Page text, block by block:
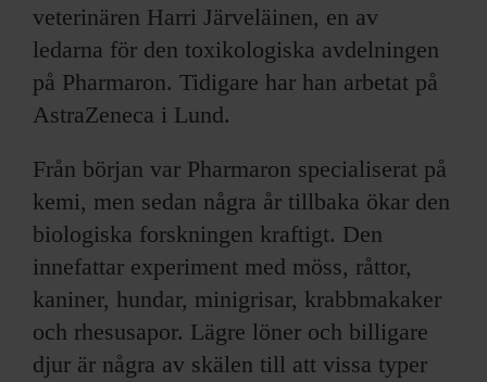
veterinären Harri Järveläinen, en av
ledarna för den toxikologiska avdelningen
på Pharmaron. Tidigare har han arbetat på
AstraZeneca i Lund.
Från början var Pharmaron specialiserat på
kemi, men sedan några år tillbaka ökar den
biologiska forskningen kraftigt. Den
innefattar experiment med möss, råttor,
kaniner, hundar, minigrisar, krabbmakaker
och rhesusapor. Lägre löner och billigare
djur är några av skälen till att vissa typer